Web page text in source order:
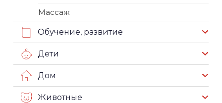
Массаж
Обучение, развитие
Дети
Дом
Животные